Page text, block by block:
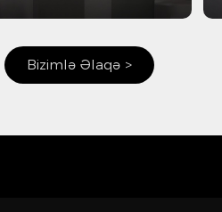
Bizimlə Əlaqə >